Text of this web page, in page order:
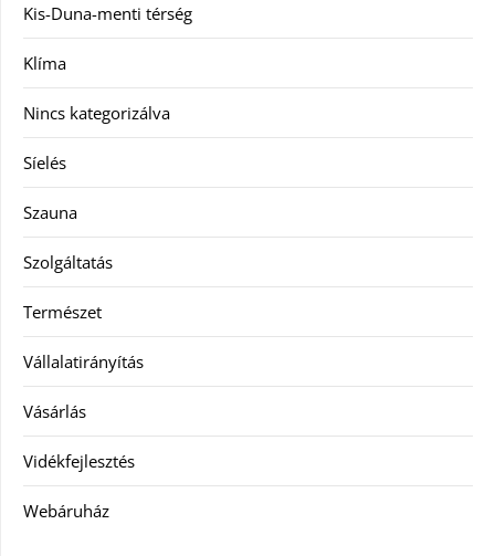
Kis-Duna-menti térség
Klíma
Nincs kategorizálva
Síelés
Szauna
Szolgáltatás
Természet
Vállalatirányítás
Vásárlás
Vidékfejlesztés
Webáruház